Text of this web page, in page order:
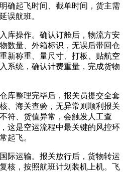
确起飞时间、截单时间，货主需
误航班。
操作。确认订舱后，物流方安
数量、外箱标识，无误后带回仓
新称重、量尺寸、打板、贴航空
系统，确认计费重量，完成货物
整理完毕后，报关员提交全套
、海关查验，无异常则顺利报关
符、货值异常，会触发人工查
这是空运流程中最关键的风控环
起飞。
运输。报关放行后，货物转运
核，按照航班计划装机上机。飞